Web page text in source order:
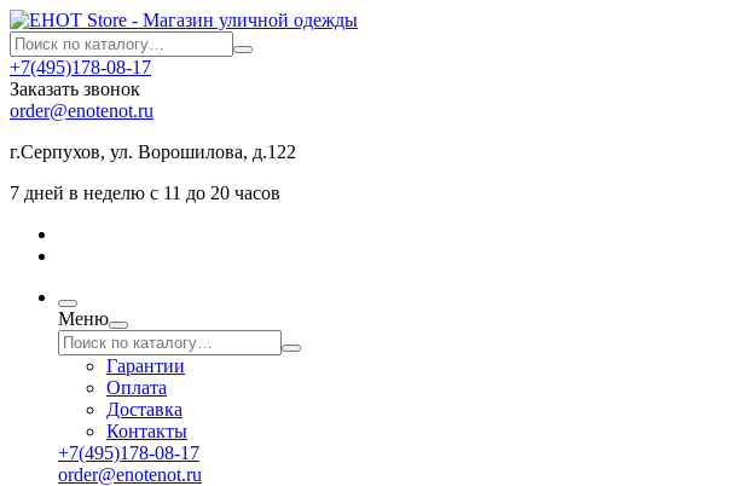
+7(495)178-08-17
Заказать звонок
order@enotenot.ru
г.Серпухов, ул. Ворошилова, д.122
7 дней в неделю с 11 до 20 часов
Меню
Гарантии
Оплата
Доставка
Контакты
+7(495)178-08-17
order@enotenot.ru